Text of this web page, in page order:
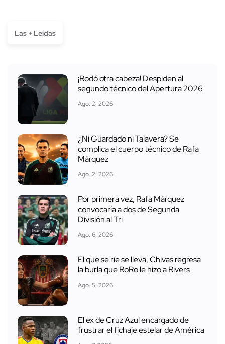
Las + Leídas
¡Rodó otra cabeza! Despiden al
segundo técnico del Apertura 2026
Ago. 2, 2026
¿Ni Guardado ni Talavera? Se
complica el cuerpo técnico de Rafa
Márquez
Ago. 2, 2026
Por primera vez, Rafa Márquez
convocaría a dos de Segunda
División al Tri
Ago. 6, 2026
El que se ríe se lleva, Chivas regresa
la burla que RoRo le hizo a Rivers
Ago. 5, 2026
El ex de Cruz Azul encargado de
frustrar el fichaje estelar de América